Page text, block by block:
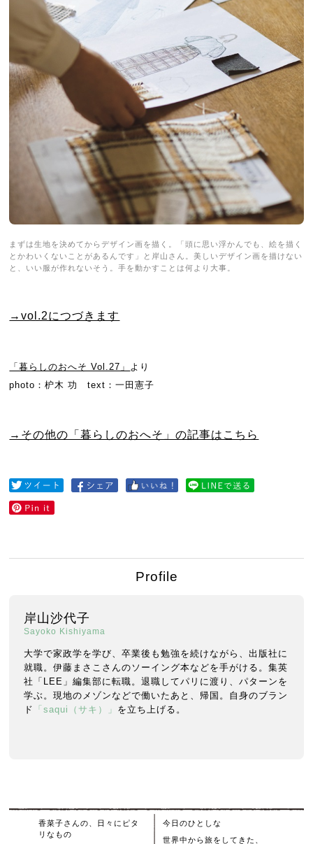
まずは生地を決めてからデザイン画を描く。「頭に思い浮かんでも、絵を描く
とかわいくないことがあるんです」と岸山さん。美しいデザイン画を描けない
と、いい服が作れないそう。手を動かすことは何より大事。
→vol.2につづきます
「暮らしのおへそ Vol.27」
より
photo：枦木 功 text：一田憲子
→その他の「暮らしのおへそ」の記事はこちら
Profile
岸山沙代子
Sayoko Kishiyama
大学で家政学を学び、卒業後も勉強を続けながら、出版社に
就職。伊藤まさこさんのソーイング本などを手がける。集英
社「LEE」編集部に転職。退職してパリに渡り、パターンを
学ぶ。現地のメゾンなどで働いたあと、帰国。自身のブラン
ド 「saqui（サキ）」 を立ち上げる。
香菜子さんの、日々にピタ
リなもの
今日のひとしな
世界中から旅をしてきた、